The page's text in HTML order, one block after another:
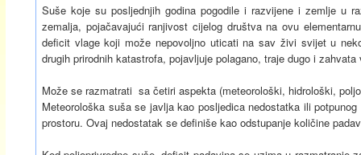
Suše koje su posljednjih godina pogodile i razvijene i zemlje u
zemalja, pojačavajući ranjivost cijelog društva na ovu
deficit vlage koji može nepovoljno uticati na sav živi svijet u
drugih prirodnih katastrofa, pojavljuje polagano, traje dugo i
Može se razmatrati sa četiri aspekta (meteorološki, hidrološki,
Meteorološka suša se javlja kao posljedica nedostatka ili
prostoru. Ovaj nedostatak se definiše kao odstupanje količine